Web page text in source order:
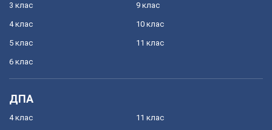
3 клас
4 клас
5 клас
6 клас
9 клас
10 клас
11 клас
ДПА
4 клас 11 клас